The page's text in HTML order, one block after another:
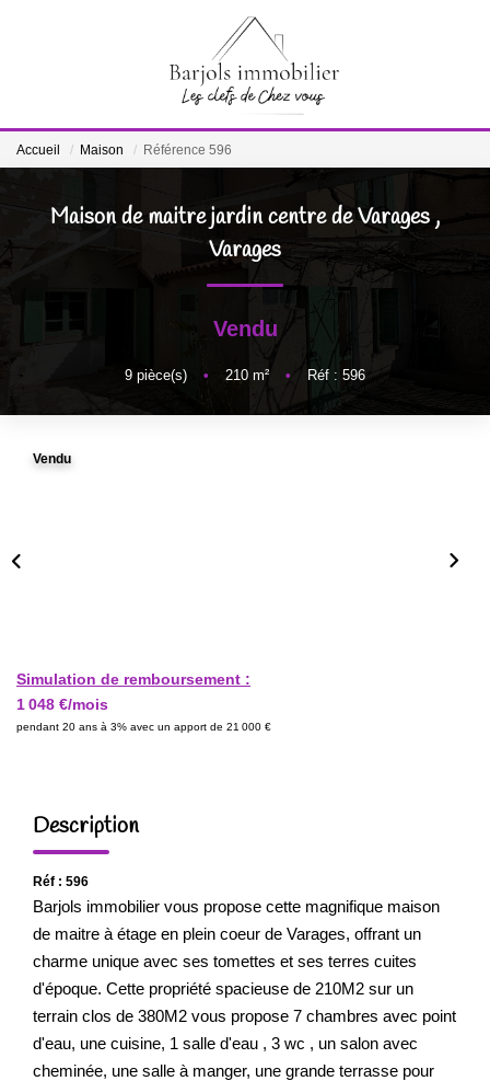
ACCUEIL
BIENS VENDUS
NOTRE ÉQUIPE
Accueil Maison Référence 596
Maison de maitre jardin centre de Varages ,
Varages
Vendu
9 pièce(s) • 210 m² • Réf : 596
Vendu
Simulation de remboursement :
1 048 €/mois
pendant 20 ans à 3% avec un apport de 21 000 €
Description
Réf : 596
Barjols immobilier vous propose cette magnifique maison
de maitre à étage en plein coeur de Varages, offrant un
charme unique avec ses tomettes et ses terres cuites
d'époque. Cette propriété spacieuse de 210M2 sur un
terrain clos de 380M2 vous propose 7 chambres avec point
d'eau, une cuisine, 1 salle d'eau , 3 wc , un salon avec
cheminée, une salle à manger, une grande terrasse pour